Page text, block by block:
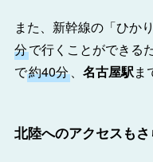
また、新幹線の「ひか
分で行くことができる
で約40分、 名古屋駅ま
北陸へのアクセスも